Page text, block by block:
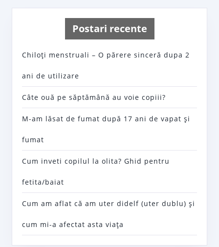
Postari recente
Chiloţi menstruali – O părere sinceră dupa 2
ani de utilizare
Câte ouă pe săptămână au voie copiii?
M-am lăsat de fumat după 17 ani de vapat şi
fumat
Cum inveti copilul la olita? Ghid pentru
fetita/baiat
Cum am aflat că am uter didelf (uter dublu) şi
cum mi-a afectat asta viaţa